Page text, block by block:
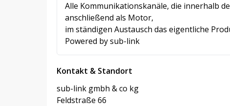
Alle Kommunikationskanäle, die innerhalb
anschließend als Motor,
im ständigen Austausch das eigentliche
Powered by sub-link
Kontakt & Standort
sub-link gmbh & co kg
Feldstraße 66